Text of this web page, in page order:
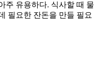
주 유용하다. 식사할 때 물
필요한 잔돈을 만들 필요